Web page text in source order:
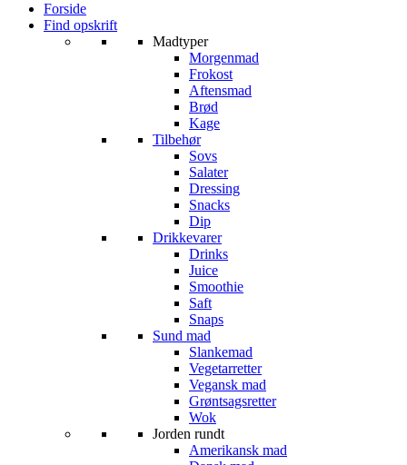
Forside
Find opskrift
Madtyper
Morgenmad
Frokost
Aftensmad
Brød
Kage
Tilbehør
Sovs
Salater
Dressing
Snacks
Dip
Drikkevarer
Drinks
Juice
Smoothie
Saft
Snaps
Sund mad
Slankemad
Vegetarretter
Vegansk mad
Grøntsagsretter
Wok
Jorden rundt
Amerikansk mad